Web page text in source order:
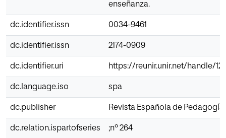
enseñanza.
dc.identifier.issn 0034-9461
dc.identifier.issn 2174-0909
dc.identifier.uri https://reunir.unir.net/handle/
dc.language.iso spa
dc.publisher Revista Española de Pedagogía
dc.relation.ispartofseries ;nº 264